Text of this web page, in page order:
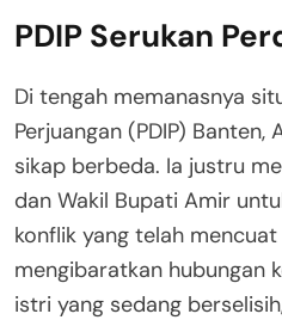
PDIP Serukan
Di tengah memanasnya
Perjuangan (PDIP)
sikap berbeda. Ia justru
dan Wakil Bupati Amir
konflik yang telah mencuat
mengibaratkan hubungan
istri yang sedang